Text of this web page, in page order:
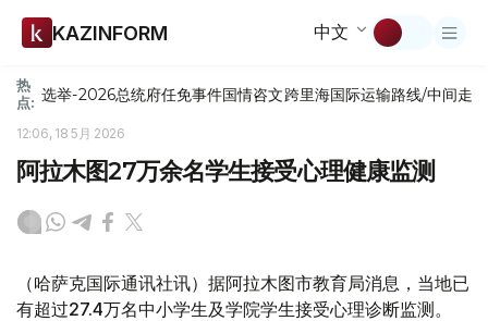
KAZINFORM 中文
热
点: 选举-2026总统府任免事件国情咨文跨里海国际运输路线/中间走廊
12:06, 18 5月 2026
阿拉木图27万余名学生接受心理健康监测
（哈萨克国际通讯社讯）据阿拉木图市教育局消息，当地已
有超过27.4万名中小学生及学院学生接受心理诊断监测。